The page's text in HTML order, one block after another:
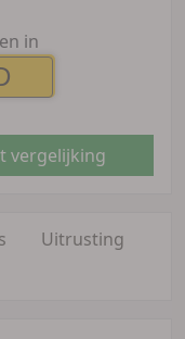
in
Start vergelijking
Uitrusting